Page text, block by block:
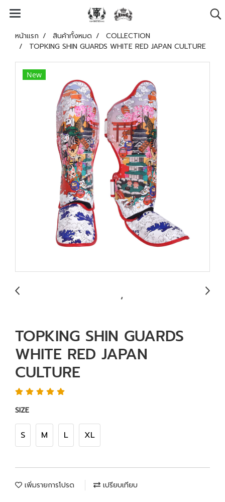
หน้าแรก สินค้าทั้งหมด
COLLECTION
TOPKING SHIN GUARDS WHITE RED JAPAN CULTURE
New
TOPKING SHIN GUARDS
WHITE RED JAPAN
CULTURE
SIZE
S M L XL
เพิ่มรายการโปรด เปรียบเทียบ